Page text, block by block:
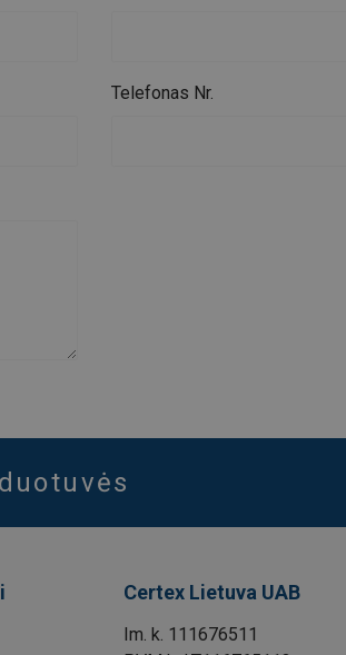
Telefonas Nr.
Certex Lietuva UAB
Im. k. 111676511